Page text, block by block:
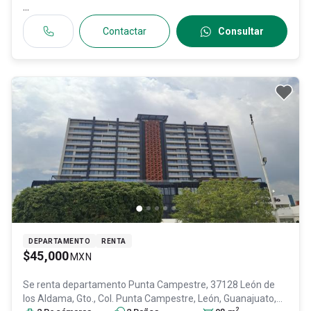
...
Contactar Consultar
DEPARTAMENTO RENTA
$45,000 MXN
Se renta departamento Punta Campestre, 37128 León de
los Aldama, Gto., Col. Punta Campestre,
León, Guanajuato,
2